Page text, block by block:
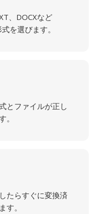
、DOCXなど
を選びます。
とファイルが正し
。
たらすぐに変換済
す。